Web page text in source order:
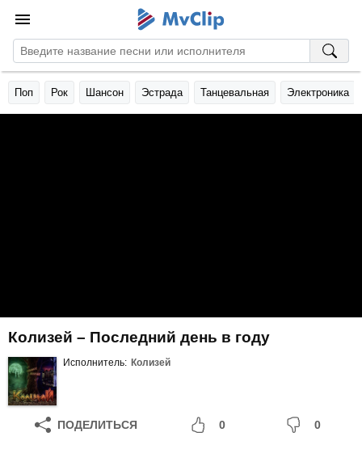
Поп Рок Шансон Эстрада Танцевальная Электроника
Колизей – Последний день в году
Исполнитель: Колизей
ПОДЕЛИТЬСЯ 0 0